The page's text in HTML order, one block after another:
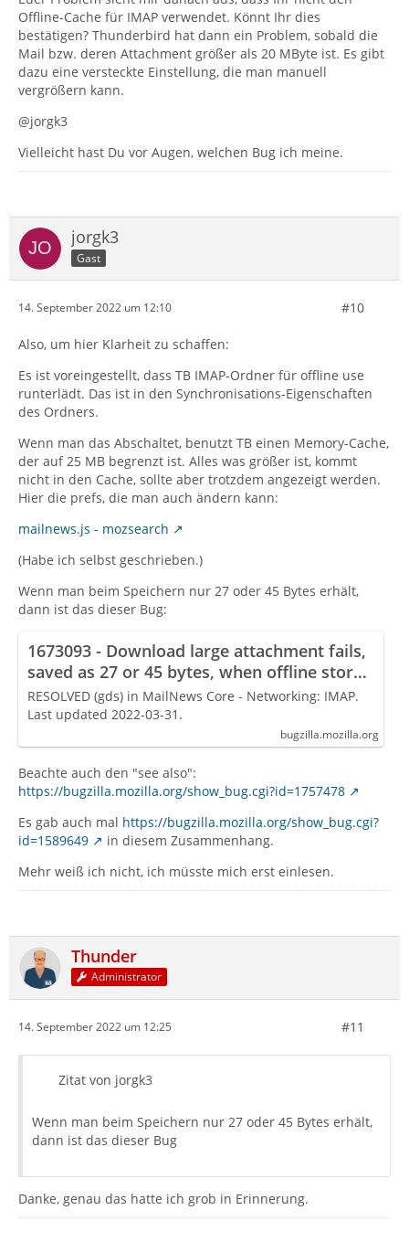
Offline-Cache für IMAP verwendet. Könnt Ihr dies
bestätigen? Thunderbird hat dann ein Problem, sobald die
Mail bzw. deren Attachment größer als 20 MByte ist. Es gibt
dazu eine versteckte Einstellung, die man manuell
vergrößern kann.
@jorgk3
Vielleicht hast Du vor Augen, welchen Bug ich meine.
jorgk3
Gast
14. September 2022 um 12:10 #10
Also, um hier Klarheit zu schaffen:
Es ist voreingestellt, dass TB IMAP-Ordner für offline use
runterlädt. Das ist in den Synchronisations-Eigenschaften
des Ordners.
Wenn man das Abschaltet, benutzt TB einen Memory-Cache,
der auf 25 MB begrenzt ist. Alles was größer ist, kommt
nicht in den Cache, sollte aber trotzdem angezeigt werden.
Hier die prefs, die man auch ändern kann:
mailnews.js - mozsearch
(Habe ich selbst geschrieben.)
Wenn man beim Speichern nur 27 oder 45 Bytes erhält,
dann ist das dieser Bug:
1673093 - Download large attachment fails,
saved as 27 or 45 bytes, when offline store
(mbox/maildir) not used and
message/attachment too large to fit in
=false. workaround:…
RESOLVED (gds) in MailNews Core - Networking: IMAP.
Last updated 2022-03-31.
bugzilla.mozilla.org
Beachte auch den "see also":
https://bugzilla.mozilla.org/show_bug.cgi?id=1757478
Es gab auch mal https://bugzilla.mozilla.org/show_bug.cgi?
id=1589649
in diesem Zusammenhang.
Mehr weiß ich nicht, ich müsste mich erst einlesen.
Thunder
Administrator
14. September 2022 um 12:25 #11
Zitat von jorgk3
Wenn man beim Speichern nur 27 oder 45 Bytes erhält,
dann ist das dieser Bug
Danke, genau das hatte ich grob in Erinnerung.